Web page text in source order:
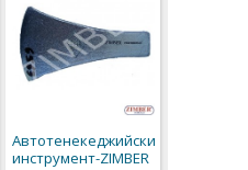
Автотенекеджийски
инструмент-ZIMBER